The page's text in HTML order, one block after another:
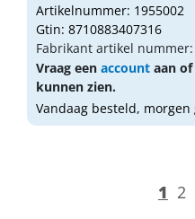
Artikelnummer: 1955002
Gtin: 8710883407316
Fabrikant artikel nummer:
Vraag een account aan of
kunnen zien.
Vandaag besteld, morgen
1 2